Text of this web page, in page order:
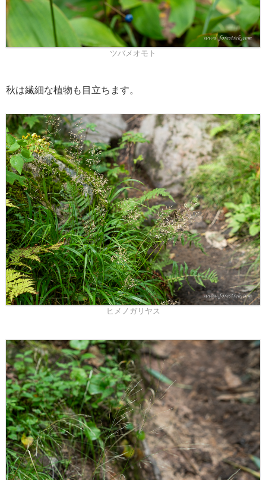
ツバメオモト
秋は繊細な植物も目立ちます。
ヒメノガリヤス